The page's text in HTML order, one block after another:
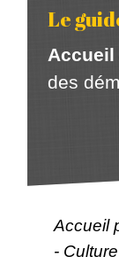
Le
Accueil
des
Accueil
- Culture